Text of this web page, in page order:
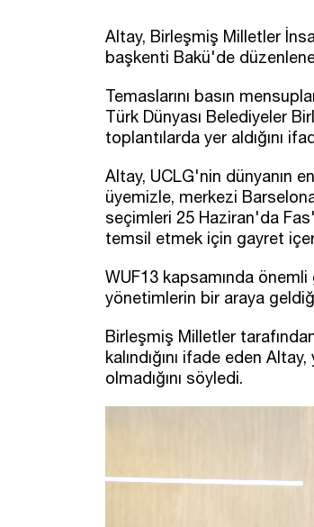
Altay, Birleşmiş Milletler
başkenti Bakü'de
Temaslarını basın
Türk Dünyası Belediyeler
toplantılarda yer aldığını
Altay, UCLG'nin dünyanın
üyemizle, merkezi
seçimleri 25 Haziran'da
temsil etmek için gayret
WUF13 kapsamında
yönetimlerin bir araya
Birleşmiş Milletler
kalındığını ifade eden
olmadığını söyledi.